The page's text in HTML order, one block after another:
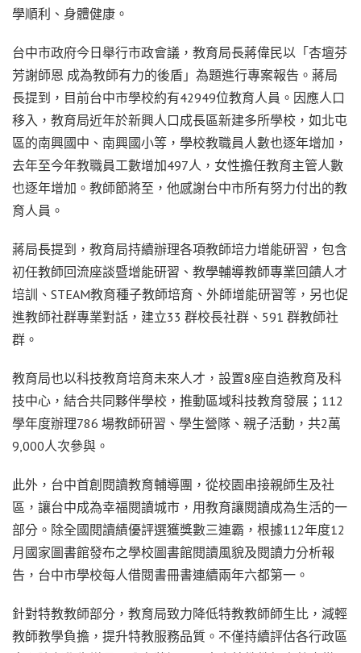
學順利、身體健康。
台中市政府今日舉行市政會議，教育局長蔣偉民以「杏壇芬
芳謝師恩 成為教師有力的後盾」為題進行專案報告。蔣局
長提到，目前台中市學校約有42949位教育人員。因應人口
移入，教育局近年於新興人口成長區新建多所學校，如北屯
區的南興國中、南興國小等，學校教職員人數也逐年增加，
去年至今年教職員工數增加497人，女性擔任教育主管人數
也逐年增加。教師節將至，他感謝台中市所有努力付出的教
育人員。
蔣局長提到，教育局持續辦理各項教師培力增能研習，包含
初任教師回流座談暨增能研習、教學輔導教師專業回饋人才
培訓、STEAM教育種子教師培育、外師增能研習等，另也促
進教師社群專業對話，建立33 群校長社群、591 群教師社
群。
教育局也以科技教育培育未來人才，設置8座自造教育及科
技中心，結合共同夥伴學校，推動區域科技教育發展；112
學年度辦理786 場教師研習、學生營隊、親子活動，共2萬
9,000人次參與。
此外，台中首創閱讀教育輔導團，從校園串接親師生及社
區，讓台中成為幸福閱讀城市，用教育讓閱讀成為生活的一
部分。除全國閱讀績優評選獲獎數三連霸，根據112年度12
月國家圖書館發布之學校圖書館閱讀風貌及閱讀力分析報
告，台中市學校每人借閱書冊書連續兩年六都第一。
針對特教教師部分，教育局致力降低特教教師師生比，減輕
教師教學負擔，提升特教服務品質。不僅持續評估各行政區